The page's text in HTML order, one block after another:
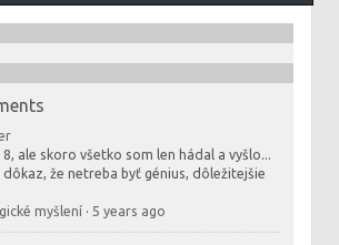
ale skoro všetko som len hádal a vyšlo...
dôkaz, že netreba byť génius, dôležitejšie
myšlení · 5 years ago